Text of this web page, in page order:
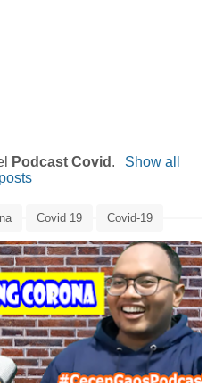
Podcast Covid .
Show all
posts
Covid 19 Covid-19
Podcast
Podcast Covid-19